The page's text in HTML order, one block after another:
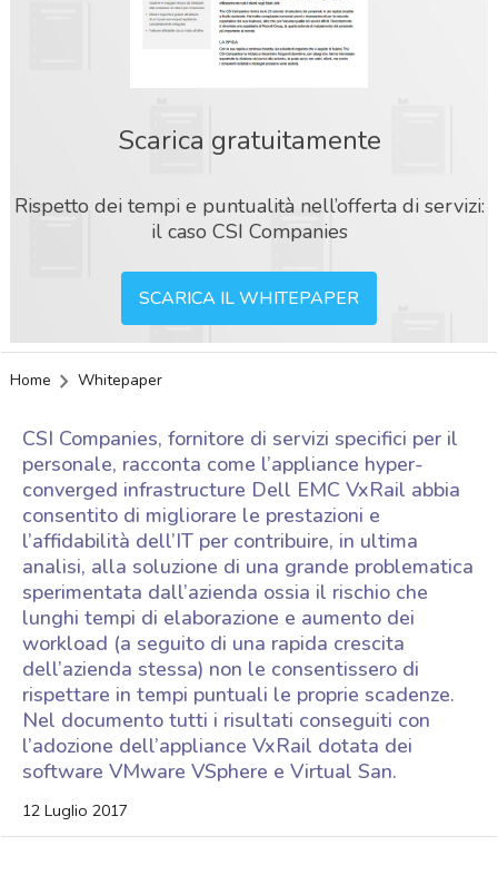
Scarica gratuitamente
Rispetto dei tempi e puntualità nell’offerta di servizi:
il caso CSI Companies
SCARICA IL WHITEPAPER
Home Whitepaper
CSI Companies, fornitore di servizi specifici per il
personale, racconta come l’appliance hyper-
converged infrastructure Dell EMC VxRail abbia
consentito di migliorare le prestazioni e
l’affidabilità dell’IT per contribuire, in ultima
analisi, alla soluzione di una grande problematica
sperimentata dall’azienda ossia il rischio che
lunghi tempi di elaborazione e aumento dei
workload (a seguito di una rapida crescita
dell’azienda stessa) non le consentissero di
rispettare in tempi puntuali le proprie scadenze.
Nel documento tutti i risultati conseguiti con
l’adozione dell’appliance VxRail dotata dei
software VMware VSphere e Virtual San.
12 Luglio 2017